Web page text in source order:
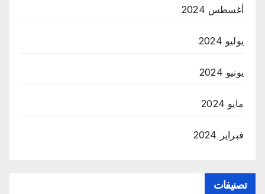
أغسطس 2024
يوليو 2024
يونيو 2024
مايو 2024
فبراير 2024
تصنيفات